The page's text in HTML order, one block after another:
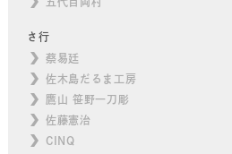
さ行
蔡易廷
佐木島だるま工房
鷹山 笹野一刀彫
佐藤憲治
CINQ